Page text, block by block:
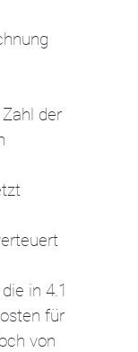
der
in 4.1
für
von